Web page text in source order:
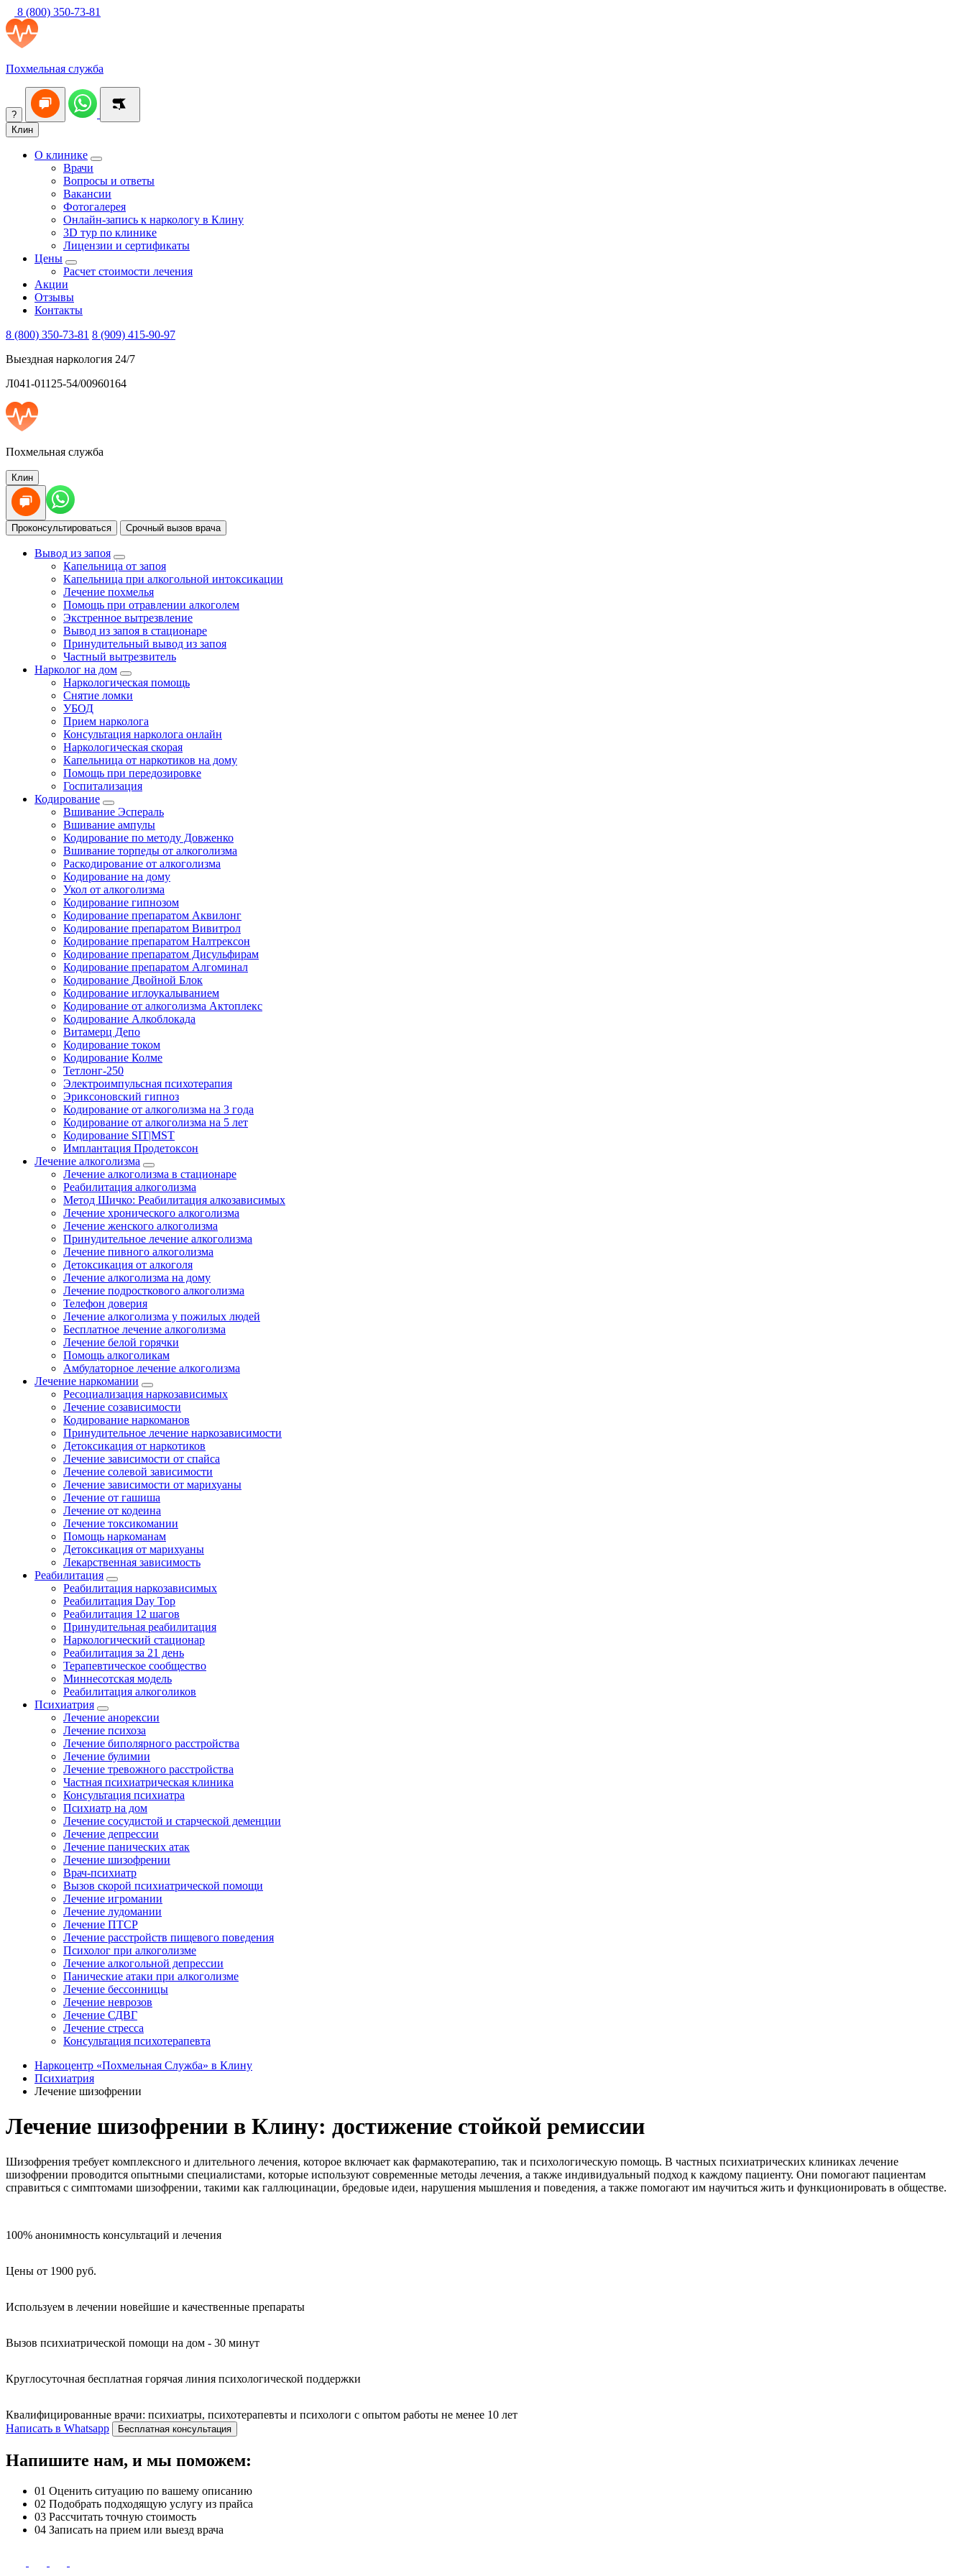
8 (800) 350-73-81
Похмельная служба
?
Клин
О клинике
Врачи
Вопросы и ответы
Вакансии
Фотогалерея
Онлайн-запись к наркологу в Клину
3D тур по клинике
Лицензии и сертификаты
Цены
Расчет стоимости лечения
Акции
Отзывы
Контакты
8 (800) 350-73-81 8 (909) 415-90-97
Выездная наркология 24/7
Л041-01125-54/00960164
Похмельная служба
Клин
Проконсультироваться Срочный вызов врача
Вывод из запоя
Капельница от запоя
Капельница при алкогольной интоксикации
Лечение похмелья
Помощь при отравлении алкоголем
Экстренное вытрезвление
Вывод из запоя в стационаре
Принудительный вывод из запоя
Частный вытрезвитель
Нарколог на дом
Наркологическая помощь
Снятие ломки
УБОД
Прием нарколога
Консультация нарколога онлайн
Наркологическая скорая
Капельница от наркотиков на дому
Помощь при передозировке
Госпитализация
Кодирование
Вшивание Эспераль
Вшивание ампулы
Кодирование по методу Довженко
Вшивание торпеды от алкоголизма
Раскодирование от алкоголизма
Кодирование на дому
Укол от алкоголизма
Кодирование гипнозом
Кодирование препаратом Аквилонг
Кодирование препаратом Вивитрол
Кодирование препаратом Налтрексон
Кодирование препаратом Дисульфирам
Кодирование препаратом Алгоминал
Кодирование Двойной Блок
Кодирование иглоукалыванием
Кодирование от алкоголизма Актоплекс
Кодирование Алкоблокада
Витамерц Депо
Кодирование током
Кодирование Колме
Тетлонг-250
Электроимпульсная психотерапия
Эриксоновский гипноз
Кодирование от алкоголизма на 3 года
Кодирование от алкоголизма на 5 лет
Кодирование SIT|MST
Имплантация Продетоксон
Лечение алкоголизма
Лечение алкоголизма в стационаре
Реабилитация алкоголизма
Метод Шичко: Реабилитация алкозависимых
Лечение хронического алкоголизма
Лечение женского алкоголизма
Принудительное лечение алкоголизма
Лечение пивного алкоголизма
Детоксикация от алкоголя
Лечение алкоголизма на дому
Лечение подросткового алкоголизма
Телефон доверия
Лечение алкоголизма у пожилых людей
Бесплатное лечение алкоголизма
Лечение белой горячки
Помощь алкоголикам
Амбулаторное лечение алкоголизма
Лечение наркомании
Ресоциализация наркозависимых
Лечение созависимости
Кодирование наркоманов
Принудительное лечение наркозависимости
Детоксикация от наркотиков
Лечение зависимости от спайса
Лечение солевой зависимости
Лечение зависимости от марихуаны
Лечение от гашиша
Лечение от кодеина
Лечение токсикомании
Помощь наркоманам
Детоксикация от марихуаны
Лекарственная зависимость
Реабилитация
Реабилитация наркозависимых
Реабилитация Day Top
Реабилитация 12 шагов
Принудительная реабилитация
Наркологический стационар
Реабилитация за 21 день
Терапевтическое сообщество
Миннесотская модель
Реабилитация алкоголиков
Психиатрия
Лечение анорексии
Лечение психоза
Лечение биполярного расстройства
Лечение булимии
Лечение тревожного расстройства
Частная психиатрическая клиника
Консультация психиатра
Психиатр на дом
Лечение сосудистой и старческой деменции
Лечение депрессии
Лечение панических атак
Лечение шизофрении
Врач-психиатр
Вызов скорой психиатрической помощи
Лечение игромании
Лечение лудомании
Лечение ПТСР
Лечение расстройств пищевого поведения
Психолог при алкоголизме
Лечение алкогольной депрессии
Панические атаки при алкоголизме
Лечение бессонницы
Лечение неврозов
Лечение СДВГ
Лечение стресса
Консультация психотерапевта
Наркоцентр «Похмельная Служба» в Клину
Психиатрия
Лечение шизофрении
Лечение шизофрении в Клину: достижение стойкой ремиссии
Шизофрения требует комплексного и длительного лечения, которое включает как фармакотерапию, так и психологическую помощь. В частных психиатрических клиниках лечение
шизофрении проводится опытными специалистами, которые используют современные методы лечения, а также индивидуальный подход к каждому пациенту. Они помогают пациентам
справиться с симптомами шизофрении, такими как галлюцинации, бредовые идеи, нарушения мышления и поведения, а также помогают им научиться жить и функционировать в обществе.
100% анонимность консультаций и лечения
Цены от 1900 руб.
Используем в лечении новейшие и качественные препараты
Вызов психиатрической помощи на дом - 30 минут
Круглосуточная бесплатная горячая линия психологической поддержки
Квалифицированные врачи: психиатры, психотерапевты и психологи с опытом работы не менее 10 лет
Написать в Whatsapp
Бесплатная консультация
Напишите нам, и мы поможем:
01 Оценить ситуацию по вашему описанию
02 Подобрать подходящую услугу из прайса
03 Рассчитать точную стоимость
04 Записать на прием или выезд врача